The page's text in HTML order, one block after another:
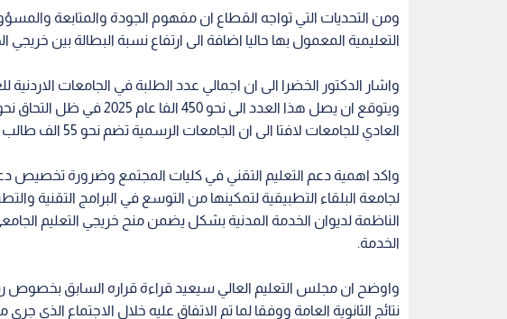
ومن التحديات التي تواجه القطاع ان مفهوم الجودة والمتابعة
التعليمية المعمول بها حاليا اضافة الى ارتفاع نسبة البطالة بين خريجي
العادي للجامعات لافتا الى ان الجامعات الرسمية تضم نحو 55 الف طالب وطالبة فوق الطاقة الاستيعابية لها.
واكد اهمية دعم التعليم التقني في كليات المجتمع وضرورة تخصيص دعم
لجامعة البلقاء التطبيقية لتمكينها من التوسع في البرامج التقنية
الناظمة لديوان الخدمة المدنية بشكل يضمن منح خريجي التعليم
الخدمة.
واوضح ان مجلس التعليم العالي سيعيد قراءة قراره السابق
نتائج الثانوية العامة ووفقا لما تم الاتفاق عليه خلال الاجتماع الذي